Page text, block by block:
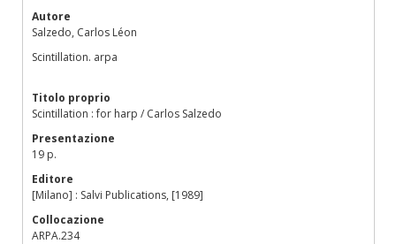
Autore
Salzedo, Carlos Léon
Scintillation. arpa
Titolo proprio
Scintillation : for harp / Carlos Salzedo
Presentazione
19 p.
Editore
[Milano] : Salvi Publications, [1989]
Collocazione
ARPA.234